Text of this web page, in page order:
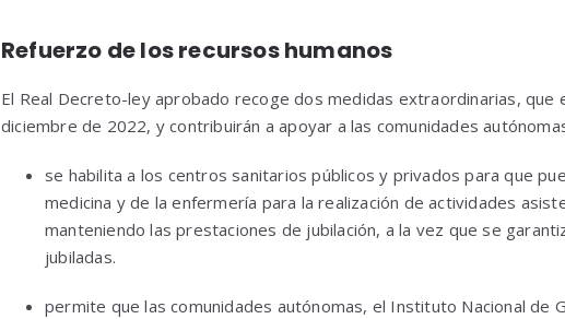
Refuerzo de los recursos humanos
El Real Decreto-ley aprobado recoge dos medidas extraordinarias, que
diciembre de 2022, y contribuirán a apoyar a las comunidades
se habilita a los centros sanitarios públicos y privados para que
medicina y de la enfermería para la realización de actividades
manteniendo las prestaciones de jubilación, a la vez que se
jubiladas.
permite que las comunidades autónomas, el Instituto Nacional de